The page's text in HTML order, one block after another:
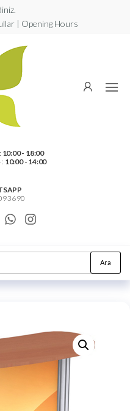
| Opening Hours
Görsel
10:00 - 18:00
10:00 - 14:00
36 90
Ara